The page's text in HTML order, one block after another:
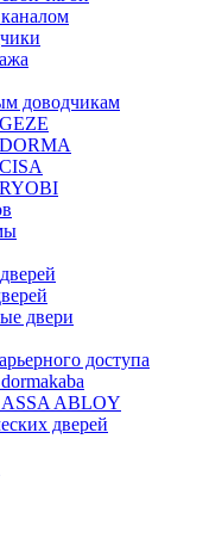
доводчикам
двери
доступа
ASSA ABLOY
дверей